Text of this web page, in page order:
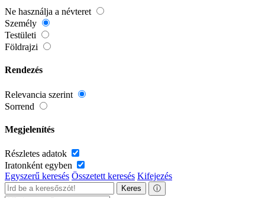
Ne használja a névteret
Személy
Testületi
Földrajzi
Rendezés
Relevancia szerint
Sorrend
Megjelenítés
Részletes adatok
Iratonként egyben
Egyszerű keresés Összetett keresés Kifejezés
Keres ⓘ